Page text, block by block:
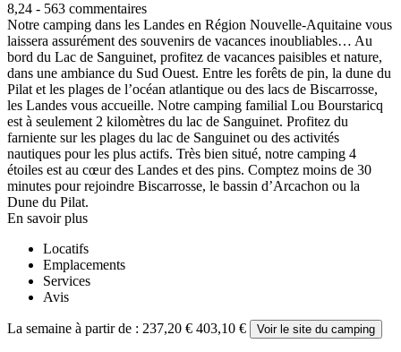
8,24 - 563 commentaires
Notre camping dans les Landes en Région Nouvelle-Aquitaine vous
laissera assurément des souvenirs de vacances inoubliables… Au
bord du Lac de Sanguinet, profitez de vacances paisibles et nature,
dans une ambiance du Sud Ouest. Entre les forêts de pin, la dune du
Pilat et les plages de l’océan atlantique ou des lacs de Biscarrosse,
les Landes vous accueille. Notre camping familial Lou Bourstaricq
est à seulement 2 kilomètres du lac de Sanguinet. Profitez du
farniente sur les plages du lac de Sanguinet ou des activités
nautiques pour les plus actifs. Très bien situé, notre camping 4
étoiles est au cœur des Landes et des pins. Comptez moins de 30
minutes pour rejoindre Biscarrosse, le bassin d’Arcachon ou la
Dune du Pilat.
En savoir plus
Locatifs
Emplacements
Services
Avis
La semaine à partir de : 237,20 € 403,10 € Voir le site du camping